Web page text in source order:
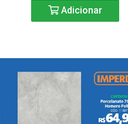
Adicionar